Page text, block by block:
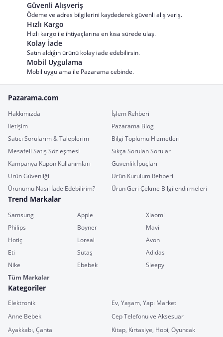
Güvenli Alışveriş
Ödeme ve adres bilgilerini kaydederek güvenli alış veriş.
Hızlı Kargo
Hızlı kargo ile ihtiyaçlarına en kısa sürede ulaş.
Kolay İade
Satın aldığın ürünü kolay iade edebilirsin.
Mobil Uygulama
Mobil uygulama ile Pazarama cebinde.
Pazarama.com
Hakkımızda
İşlem Rehberi
İletişim
Pazarama Blog
Satıcı Sorularım & Taleplerim
Bilgi Toplumu Hizmetleri
Mesafeli Satış Sözleşmesi
Sıkça Sorulan Sorular
Kampanya Kupon Kullanımları
Güvenlik İpuçları
Ürün Güvenliği
Ürün Kurulum Rehberi
Ürünümü Nasıl İade Edebilirim?
Ürün Geri Çekme Bilgilendirmeleri
Trend Markalar
Samsung Apple
Xiaomi
Philips
Boyner
Mavi
Hotiç
Loreal
Avon
Eti
Sütaş
Adidas
Nike
Ebebek
Sleepy
Tüm Markalar
Kategoriler
Elektronik
Ev, Yaşam, Yapı Market
Anne Bebek
Cep Telefonu ve Aksesuar
Ayakkabı, Çanta
Kitap, Kırtasiye, Hobi, Oyuncak